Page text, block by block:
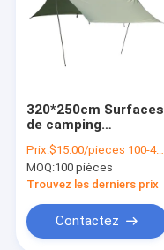
320*250cm Surfaces
de camping
étanche Abri solaire
pour tente familiale
Prix:$15.00/pieces 100-499 pieces
MOQ:100 pièces
Trouvez les derniers prix
Contactez